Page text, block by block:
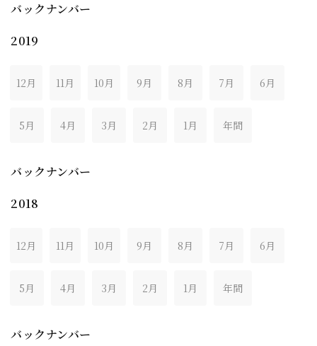
バックナンバー
2019
12月 11月 10月 9月 8月 7月 6月
5月 4月 3月 2月 1月 年間
バックナンバー
2018
12月 11月 10月 9月 8月 7月 6月
5月 4月 3月 2月 1月 年間
バックナンバー